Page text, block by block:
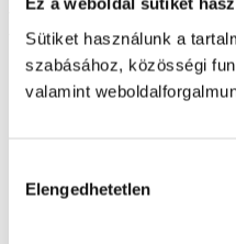
Sütiket használunk a
szabásához, közösségi
valamint
kiválasztása
Elengedhetetlen
Dermedic
szérum arcra,
dekoltázsra